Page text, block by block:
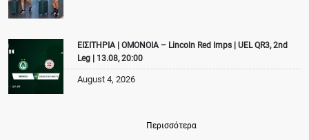
ΕΙΣΙΤΗΡΙΑ | ΟΜΟΝΟΙΑ – Lincoln Red Imps | UEL QR3, 2nd
Leg | 13.08, 20:00
August 4, 2026
Περισσότερα